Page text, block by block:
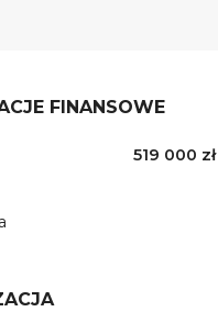
FINANSOWE
519 000 zł